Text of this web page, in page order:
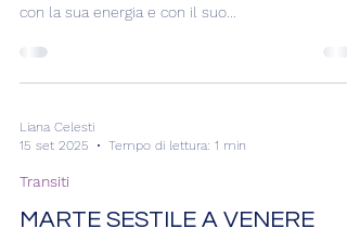
19 set 2025
Tempo di lettura: 1 min
Transiti
VENERE IN VERGINE
19 settembre – Accogliamo in questa giornata un
altro passaggio significativo che entra a